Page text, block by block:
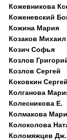
Кожевникова
Коженевский
Кожина Мария
Козаков Михаил
Козич Софья
Козлов
Козлов Сергей
Коковкин Сергей
Колганова
Колесникова Е.
Колмакова
Колоколова
Коломяжцев Дж.